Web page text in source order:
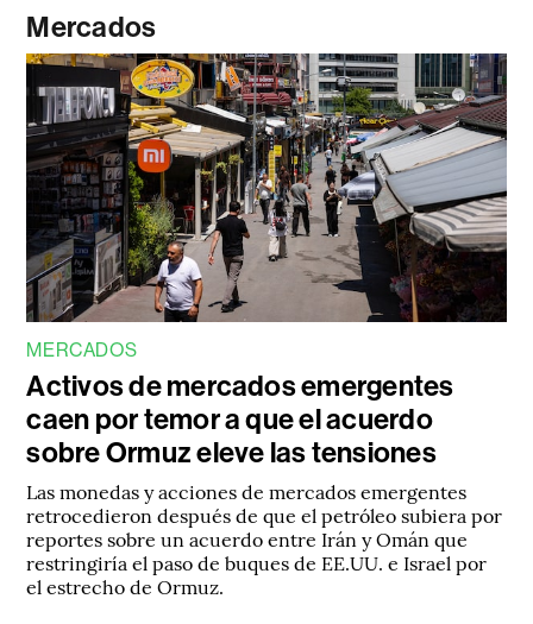
Mercados
MERCADOS
Activos de mercados emergentes
caen por temor a que el acuerdo
sobre Ormuz eleve las tensiones
Las monedas y acciones de mercados emergentes
retrocedieron después de que el petróleo subiera por
reportes sobre un acuerdo entre Irán y Omán que
restringiría el paso de buques de EE.UU. e Israel por
el estrecho de Ormuz.